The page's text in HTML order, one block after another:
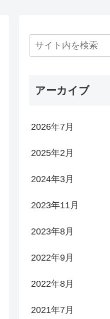
アーカイブ
2026年7月
2025年2月
2024年3月
2023年11月
2023年8月
2022年9月
2022年8月
2021年7月